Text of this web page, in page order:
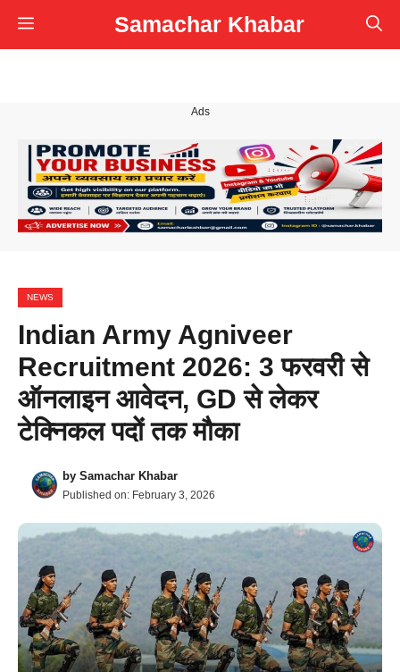
Skip
to
Samachar Khabar
Menu
Ads
NEWS
Indian Army Agniveer
Recruitment 2026: 3 फरवरी से
ऑनलाइन आवेदन, GD से लेकर
टेक्निकल पदों तक मौका
by Samachar Khabar
Published on: February 3, 2026